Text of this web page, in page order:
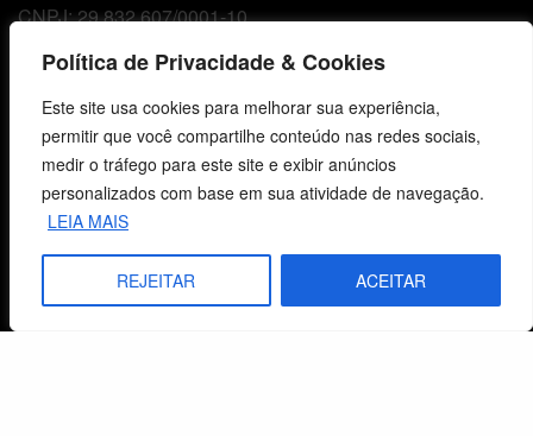
Política de Privacidade & Cookies
Este site usa cookies para melhorar sua experiência,
permitir que você compartilhe conteúdo nas redes sociais,
medir o tráfego para este site e exibir anúncios
personalizados com base em sua atividade de navegação.
LEIA MAIS
REJEITAR ACEITAR
CNPJ: 29.832.607/0001-10
Fale Conosco
E-mails
vendas@cebi.org.br
WhatsApp / Vendas